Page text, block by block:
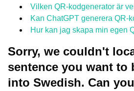
Vilken QR-kodgenerator är
Kan ChatGPT generera QR-
Hur kan jag skapa min egen
Sorry, we couldn't
sentence you want to
into Swedish. Can